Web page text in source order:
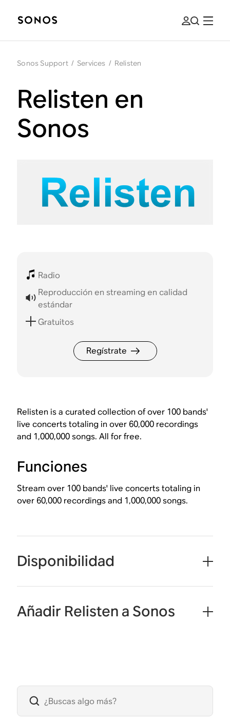
Sonos Support / Services / Relisten
Relisten en
Sonos
Radio
Reproducción en streaming en calidad
estándar
Gratuitos
Regístrate
Relisten is a curated collection of over 100 bands'
live concerts totaling in over 60,000 recordings
and 1,000,000 songs. All for free.
Funciones
Stream over 100 bands' live concerts totaling in
over 60,000 recordings and 1,000,000 songs.
Disponibilidad
Añadir Relisten a Sonos